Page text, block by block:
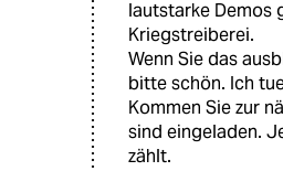
lautstarke Demos
Kriegstreiberei.
Wenn Sie das
bitte schön. Ich
Kommen Sie zur
sind eingeladen.
zählt.